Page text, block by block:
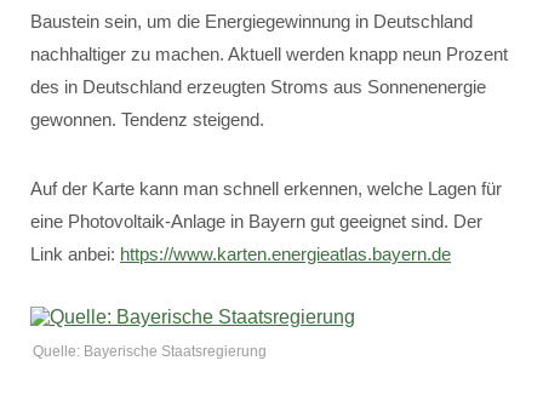
Baustein sein, um die Energiegewinnung in Deutschland
nachhaltiger zu machen. Aktuell werden knapp neun Prozent
des in Deutschland erzeugten Stroms aus Sonnenenergie
gewonnen. Tendenz steigend.
Auf der Karte kann man schnell erkennen, welche Lagen für
eine Photovoltaik-Anlage in Bayern gut geeignet sind. Der
Link anbei: https://www.karten.energieatlas.bayern.de
Quelle: Bayerische Staatsregierung